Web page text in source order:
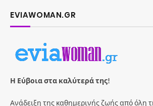
EVIAWOMAN.GR
Η Εύβοια στα καλύτερά της!
Ανάδειξη της καθημερινής ζωής από όλη